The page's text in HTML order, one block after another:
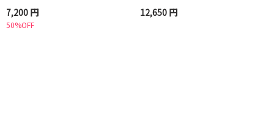
7,200 円
50%OFF
12,650 円